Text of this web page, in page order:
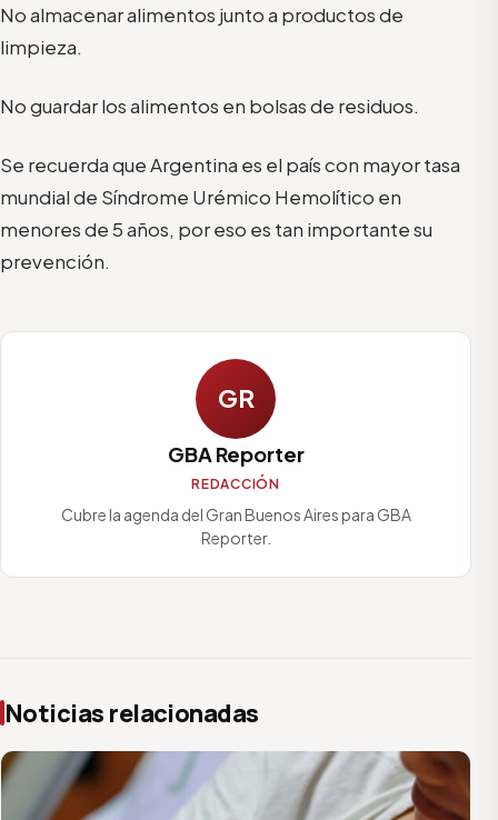
No almacenar alimentos junto a productos de
limpieza.
No guardar los alimentos en bolsas de residuos.
Se recuerda que Argentina es el país con mayor tasa
mundial de Síndrome Urémico Hemolítico en
menores de 5 años, por eso es tan importante su
prevención.
GR
GBA Reporter
REDACCIÓN
Cubre la agenda del Gran Buenos Aires para GBA
Reporter.
Noticias relacionadas